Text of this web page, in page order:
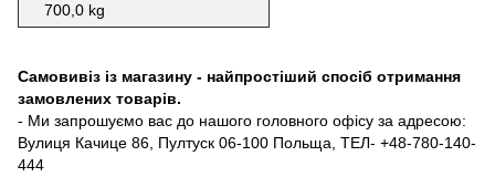
700,0 kg
Самовивіз із магазину - найпростіший спосіб отримання
замовлених товарів.
- Ми запрошуємо вас до нашого головного офісу за адресою:
Вулиця Качице 86, Пултуск 06-100 Польща, ТЕЛ- +48-780-140-
444